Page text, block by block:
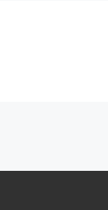
POWRÓT DO